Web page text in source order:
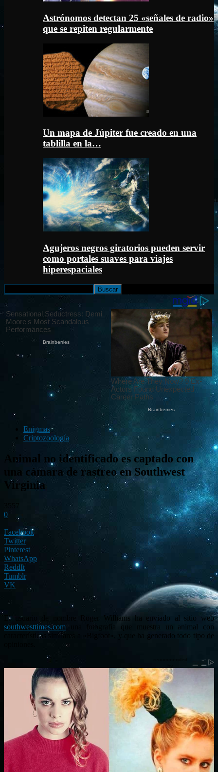
Astrónomos detectan 25 «señales de radio»
que se repiten regularmente
Un mapa de Júpiter fue creado en una
tablilla en la…
Agujeros negros giratorios pueden servir
como portales suaves para viajes
hiperespaciales
Enigmas
Criptozoología
Animal no identificado es captado con
una cámara de rastreo en Southwest
Virginia
0
Facebook
Twitter
Pinterest
WhatsApp
ReddIt
Tumblr
VK
El usuario de nombre Roger Williams ha enviado al sitio web
southwesttimes.com una fotografía que muestra un animal con
características similares a «Bigfoot», y que ha generado todo tipo de